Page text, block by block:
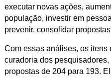
executar novas ações,
população, investir em
prevenir, consolidar
Com essas análises, os itens
curadoria dos
propostas de 204 para 193.